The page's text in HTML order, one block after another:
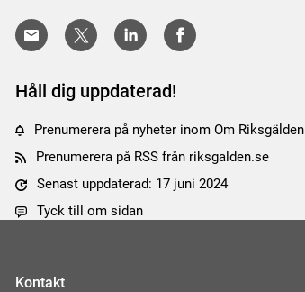
Håll dig uppdaterad!
Prenumerera på nyheter inom Om Riksgälden
Prenumerera på RSS från riksgalden.se
Senast uppdaterad: 17 juni 2024
Tyck till om sidan
Kontakt